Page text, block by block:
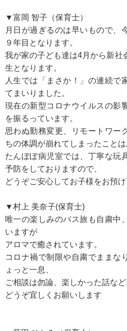
▼富岡 智子（保育士）
月日が過ぎるのは早いもので、
９年目となります。
我が家の子ども達は4月から新社
生となります。
人生では「まさか！」の連続で
てまいりました。
現在の新型コロナウイルスの影
を振るっています。
思わぬ勤務変更、リモートワー
ちの体調が崩れてしまったこと
たんぽぽ病児室では、丁寧な玩
予防をしておりますので、
どうぞご安心してお子様をお預け
▼村上 美奈子(保育士)
唯一の楽しみのバス旅も自粛中
いますが
アロマで癒されています。
コロナ禍で制限や自粛でままな
ょっと一息、
ご相談は勿論、楽しかった話など
どうぞ宜しくお願いします